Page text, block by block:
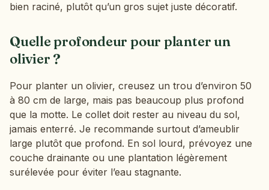
bien raciné, plutôt qu’un gros sujet juste décoratif.
Quelle profondeur pour planter un
olivier ?
Pour planter un olivier, creusez un trou d’environ 50
à 80 cm de large, mais pas beaucoup plus profond
que la motte. Le collet doit rester au niveau du sol,
jamais enterré. Je recommande surtout d’ameublir
large plutôt que profond. En sol lourd, prévoyez une
couche drainante ou une plantation légèrement
surélevée pour éviter l’eau stagnante.